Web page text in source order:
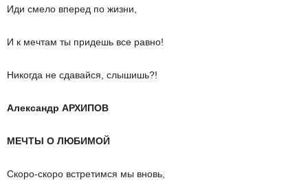
Иди смело вперед по жизни,
И к мечтам ты придешь все равно!
Никогда не сдавайся, слышишь?!
Александр АРХИПОВ
МЕЧТЫ О ЛЮБИМОЙ
Скоро-скоро встретимся мы вновь,